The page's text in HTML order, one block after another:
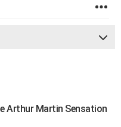
Arthur Martin Sensation